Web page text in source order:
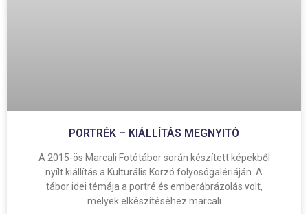
PORTRÉK – KIÁLLÍTÁS MEGNYITÓ
A 2015-ös Marcali Fotótábor során készített képekből
nyílt kiállítás a Kulturális Korzó folyosógalériáján. A
tábor idei témája a portré és emberábrázolás volt,
melyek elkészítéséhez marcali